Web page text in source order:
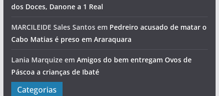
dos Doces, Danone a 1 Real
MARCILEIDE Sales Santosem Pedreiro acusado de matar o
Cabo Matias é preso em Araraquara
Lania Marquizeem Amigos do bem entregam Ovos de
Páscoa a crianças de Ibaté
Categorias